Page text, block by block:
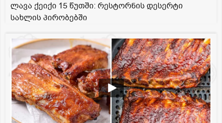
ლავა ქეიქი 15 წუთში: რესტორნის დესერტი
სახლის პირობებში